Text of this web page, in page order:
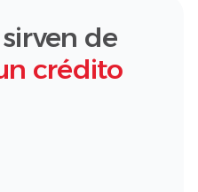
de
crédito